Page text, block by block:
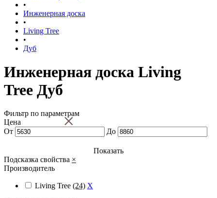
•
Инженерная доска
•
Living Tree
•
Дуб
Инженерная доска Living
Tree Дуб
Фильтр по параметрам
×
Цена
От
До
Показать
Подсказка свойства ×
Производитель
Living Tree (24) X